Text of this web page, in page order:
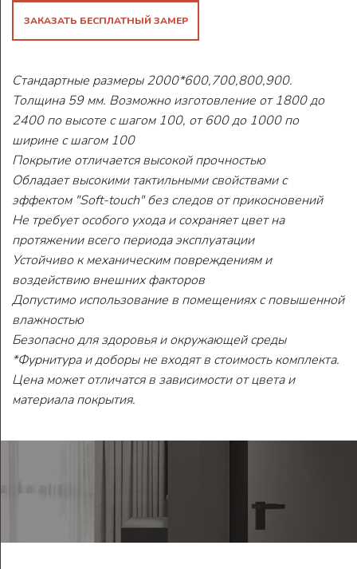
ЗАКАЗАТЬ БЕСПЛАТНЫЙ ЗАМЕР
Стандартные размеры 2000*600,700,800,900.
Толщина 59 мм. Возможно изготовление от 1800 до
2400 по высоте с шагом 100, от 600 до 1000 по
ширине с шагом 100
Покрытие отличается высокой прочностью
Обладает высокими тактильными свойствами с
эффектом "Soft-touch" без следов от прикосновений
Не требует особого ухода и сохраняет цвет на
протяжении всего периода эксплуатации
Устойчиво к механическим повреждениям и
воздействию внешних факторов
Допустимо использование в помещениях с повышенной
влажностью
Безопасно для здоровья и окружающей среды
*Фурнитура и доборы не входят в стоимость комплекта.
Цена может отличатся в зависимости от цвета и
материала покрытия.